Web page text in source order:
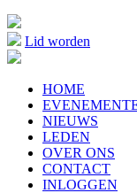
Lid worden
HOME
NIEUWS
LEDEN
OVER ONS
CONTACT
INLOGGEN